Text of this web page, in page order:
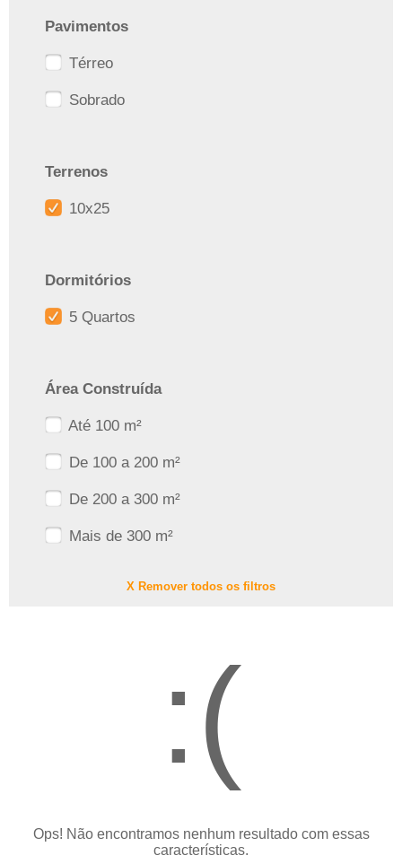
Pavimentos
Térreo
Sobrado
Terrenos
10x25
Dormitórios
5 Quartos
Área Construída
Até 100 m²
De 100 a 200 m²
De 200 a 300 m²
Mais de 300 m²
X Remover todos os filtros
:(
Ops! Não encontramos nenhum resultado com essas
características.